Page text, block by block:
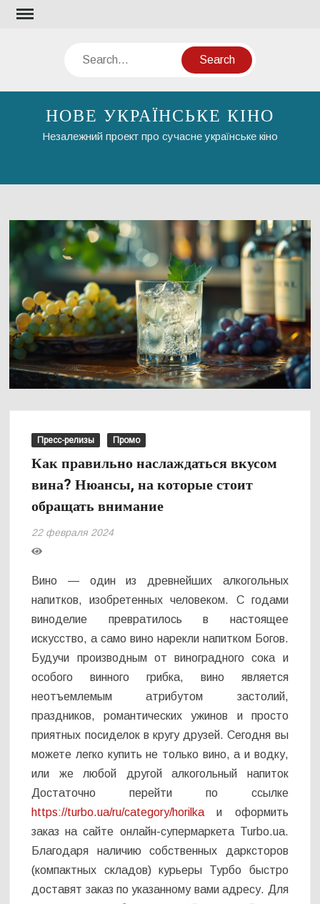
Skip
Search
НОВЕ УКРАЇНСЬКЕ КІНО
Незалежний проект про сучасне українське кіно
Пресс-релизы Промо
Как правильно наслаждаться вкусом
вина? Нюансы, на которые стоит
обращать внимание
22 февраля 2024
Вино — один из древнейших алкогольных
напитков, изобретенных человеком. С годами
виноделие превратилось в настоящее
искусство, а само вино нарекли напитком Богов.
Будучи производным от виноградного сока и
особого винного грибка, вино является
неотъемлемым атрибутом застолий,
праздников, романтических ужинов и просто
приятных посиделок в кругу друзей. Сегодня вы
можете легко купить не только вино, а и водку,
или же любой другой алкогольный напиток
Достаточно перейти по ссылке
https://turbo.ua/ru/category/horilka и оформить
заказ на сайте онлайн-супермаркета Turbo.ua.
Благодаря наличию собственных дарксторов
(компактных складов) курьеры Турбо быстро
доставят заказ по указанному вами адресу. Для